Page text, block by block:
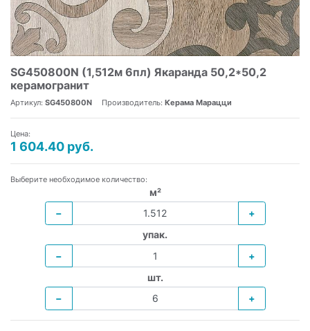
SG450800N (1,512м 6пл) Якаранда 50,2*50,2
керамогранит
Артикул: SG450800N Производитель: Керама Марацци
Цена:
1 604.40 руб.
Выберите необходимое количество:
м²
−
+
упак.
−
+
шт.
−
+